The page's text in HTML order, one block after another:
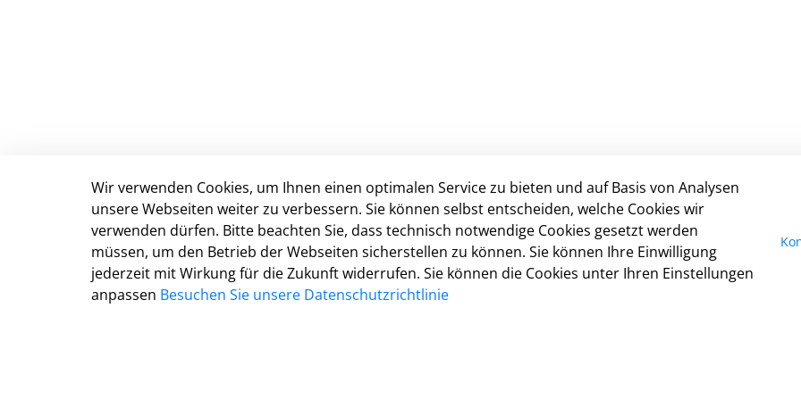
Anschrift & Kontakt
Kreisverwaltung Gütersloh
Herzebrocker Str. 140
33334 Gütersloh
Wir verwenden Cookies, um Ihnen einen optimalen Service zu bieten und auf Basis von Analysen
unsere Webseiten weiter zu verbessern. Sie können selbst entscheiden, welche Cookies wir
verwenden dürfen. Bitte beachten Sie, dass technisch notwendige Cookies gesetzt werden
müssen, um den Betrieb der Webseiten sicherstellen zu können. Sie können Ihre Einwilligung
jederzeit mit Wirkung für die Zukunft widerrufen. Sie können die Cookies unter Ihren Einstellungen
anpassen Besuchen Sie unsere Datenschutzrichtlinie